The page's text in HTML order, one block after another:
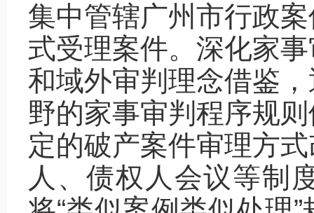
集中管辖广州市行政
式受理案件。深化家
和域外审判理念借鉴
野的家事审判程序规
定的破产案件审理方
人、债权人会议等制